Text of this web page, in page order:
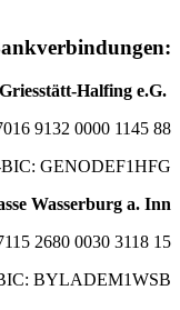
Halfing e.G.
9132 0000 1145 88
GENODEF1HFG
Wasserburg a. Inn
2680 0030 3118 15
BYLADEM1WSB